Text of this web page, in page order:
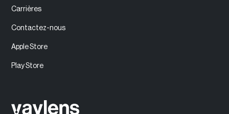
Carrières
Contactez-nous
Apple Store
Play Store